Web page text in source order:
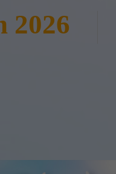
2026